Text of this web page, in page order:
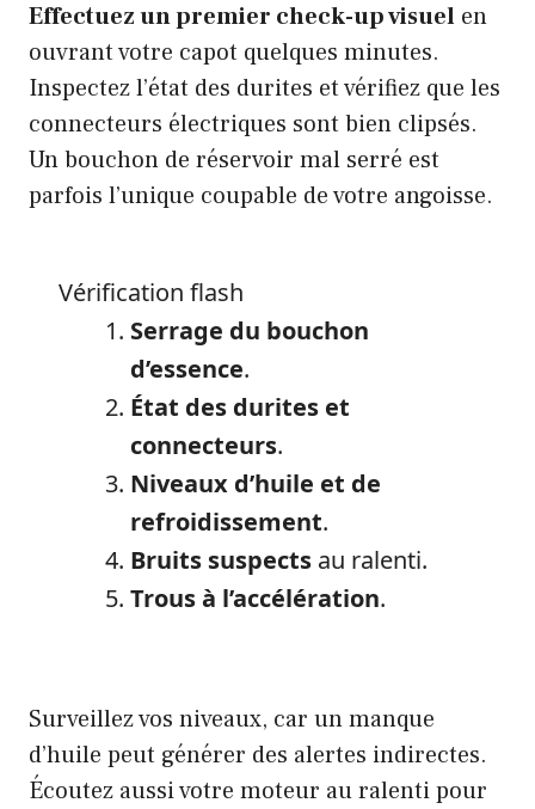
Effectuez un premier check-up visuel en
ouvrant votre capot quelques minutes.
Inspectez l’état des durites et vérifiez que les
connecteurs électriques sont bien clipsés.
Un bouchon de réservoir mal serré est
parfois l’unique coupable de votre angoisse.
Vérification flash
Serrage du bouchon
d’essence.
État des durites et
connecteurs.
Niveaux d’huile et de
refroidissement.
Bruits suspects au ralenti.
Trous à l’accélération.
Surveillez vos niveaux, car un manque
d’huile peut générer des alertes indirectes.
Écoutez aussi votre moteur au ralenti pour